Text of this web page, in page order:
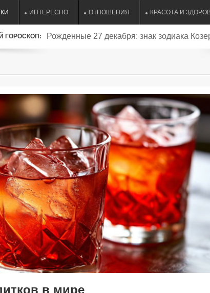
ИНТЕРЕСНО ОТНОШЕНИЯ КРАСОТА И
ГОРОСКОП: Рожденные 27 декабря: знак зодиака
в мире